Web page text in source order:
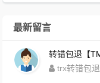
最新留言
trx转错包退